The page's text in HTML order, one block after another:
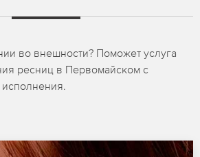
во внешности? Поможет услуга
ресниц в Первомайском с
исполнения.